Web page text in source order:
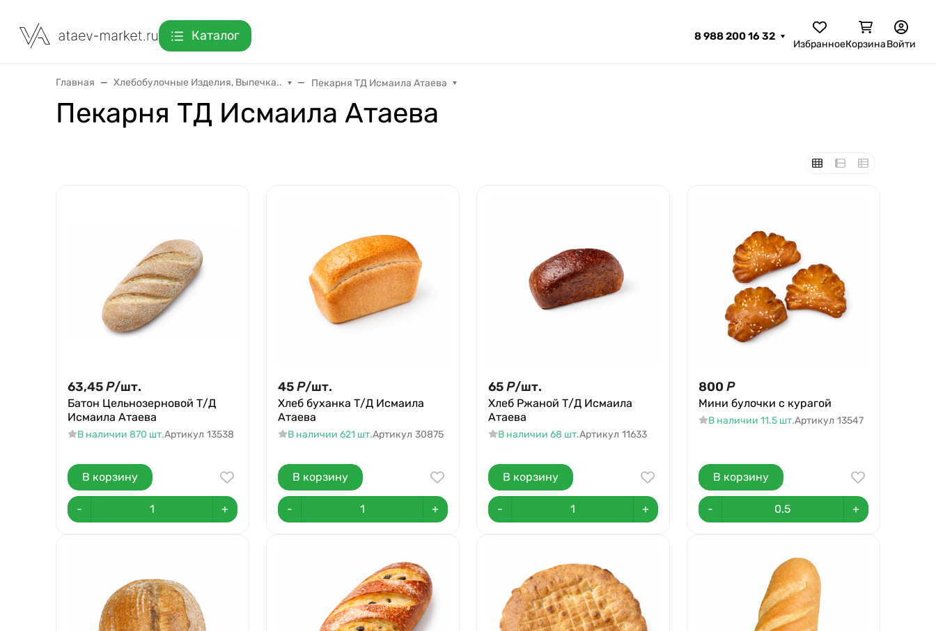
Каталог 8 988 200 16 32
ИзбранноеКорзинаВойти
Главная Хлебобулочные Изделия, Выпечка.. Пекарня ТД Исмаила Атаева
Пекарня ТД Исмаила Атаева
63,45Р/шт.
Батон Цельнозерновой Т/Д
Исмаила Атаева
В наличии 870 шт.Артикул 13538
В корзину
- +
45Р/шт.
Хлеб буханка Т/Д Исмаила
Атаева
В наличии 621 шт.Артикул 30875
В корзину
- +
65Р/шт.
Хлеб Ржаной Т/Д Исмаила
Атаева
В наличии 68 шт.Артикул 11633
В корзину
- +
800 Р
Мини булочки с курагой
В наличии 11.5 шт.Артикул 13547
В корзину
- +